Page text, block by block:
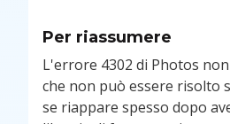
Per riassumere
L'errore 4302 di Photos
che non può essere risolto
se riappare spesso dopo